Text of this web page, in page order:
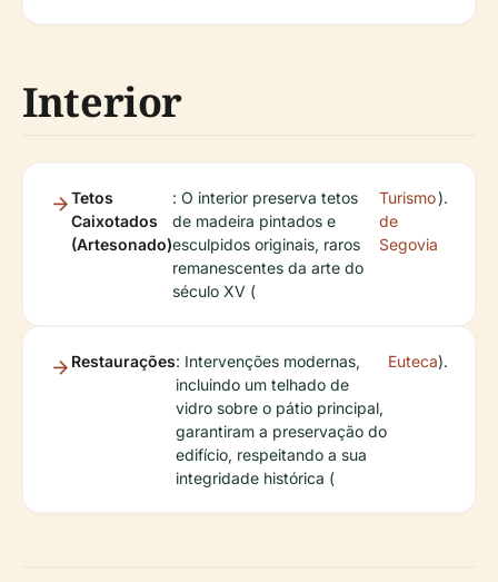
Interior
Tetos
Caixotados
(Artesonado)
: O interior preserva tetos
de madeira pintados e
esculpidos originais, raros
remanescentes da arte do
século XV (
Turismo
de
Segovia
).
Restaurações: Intervenções modernas,
incluindo um telhado de
vidro sobre o pátio principal,
garantiram a preservação do
edifício, respeitando a sua
integridade histórica (
Euteca).